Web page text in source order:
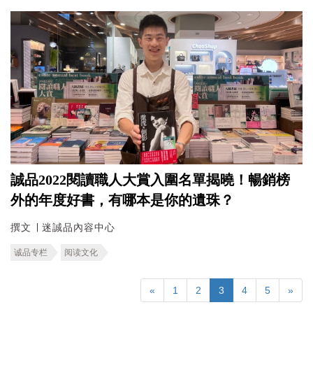
誠品2022閱讀職人大賞入圍名單揭曉！暢銷榜
外的年度好書，有哪本是你的遺珠？
撰文 ∣ 迷誠品內容中心
诚品专栏 阅读文化
« 1 2 3 4 5 »